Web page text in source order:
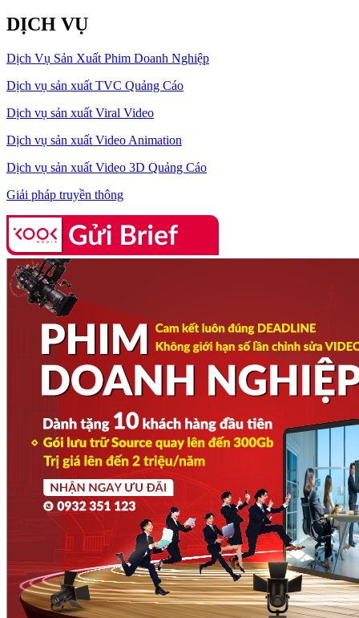
DỊCH VỤ
Dịch Vụ Sản Xuất Phim Doanh Nghiệp
Dịch vụ sản xuất TVC Quảng Cáo
Dịch vụ sản xuất Viral Video
Dịch vụ sản xuất Video Animation
Dịch vụ sản xuất Video 3D Quảng Cáo
Giải pháp truyền thông